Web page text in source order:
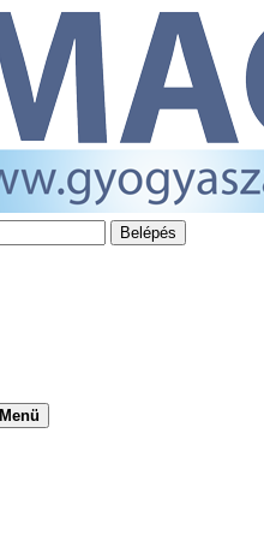
Belépés
Menü